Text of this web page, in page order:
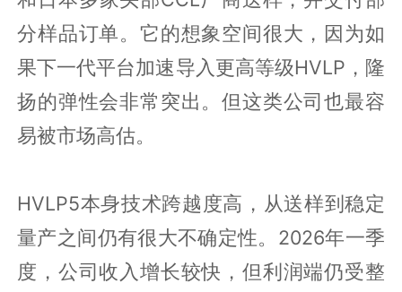
分样品订单。它的想象空间很大，因为如
果下一代平台加速导入更高等级HVLP，隆
扬的弹性会非常突出。但这类公司也最容
易被市场高估。
HVLP5本身技术跨越度高，从送样到稳定
量产之间仍有很大不确定性。2026年一季
度，公司收入增长较快，但利润端仍受整